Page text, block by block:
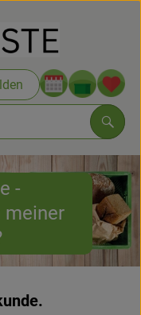
oder
-
meiner